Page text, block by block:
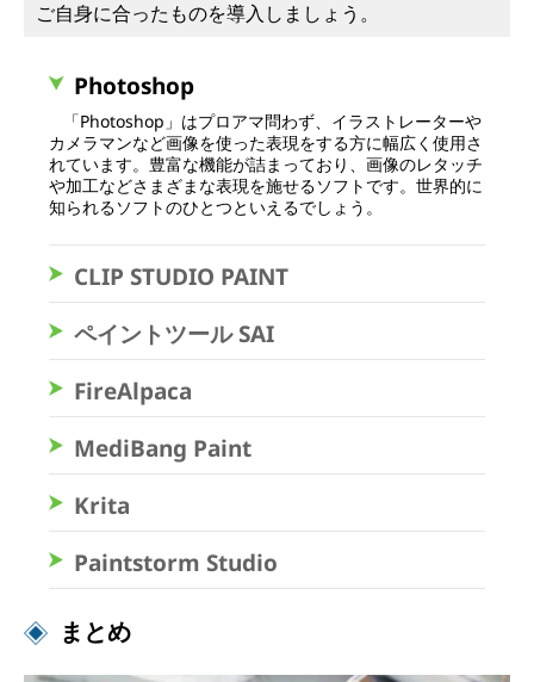
ご自身に合ったものを導入しましょう。
Photoshop
「Photoshop」はプロアマ問わず、イラストレーターや
カメラマンなど画像を使った表現をする方に幅広く使用さ
れています。豊富な機能が詰まっており、画像のレタッチ
や加工などさまざまな表現を施せるソフトです。世界的に
知られるソフトのひとつといえるでしょう。
CLIP STUDIO PAINT
ペイントツール SAI
FireAlpaca
MediBang Paint
Krita
Paintstorm Studio
まとめ